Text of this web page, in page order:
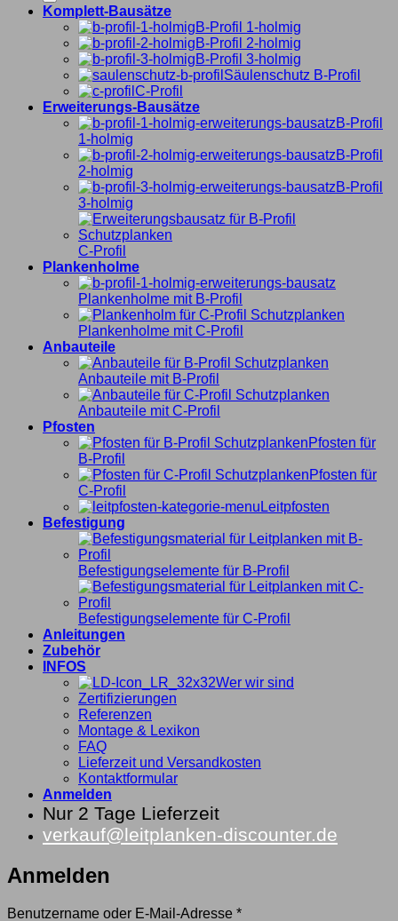
Komplett-Bausätze
B-Profil 1-holmig
B-Profil 2-holmig
B-Profil 3-holmig
Säulenschutz B-Profil
C-Profil
Erweiterungs-Bausätze
B-Profil
1-holmig
B-Profil
2-holmig
B-Profil
3-holmig
C-Profil
Plankenholme
Plankenholme mit B-Profil
Plankenholme mit C-Profil
Anbauteile
Anbauteile mit B-Profil
Anbauteile mit C-Profil
Pfosten
Pfosten für
B-Profil
Pfosten für
C-Profil
Leitpfosten
Befestigung
Befestigungselemente für B-Profil
Befestigungselemente für C-Profil
Anleitungen
Zubehör
INFOS
Wer wir sind
Zertifizierungen
Referenzen
Montage & Lexikon
FAQ
Lieferzeit und Versandkosten
Kontaktformular
Anmelden
Nur 2 Tage Lieferzeit
verkauf@leitplanken-discounter.de
Anmelden
Benutzername oder E-Mail-Adresse *Erforderlich